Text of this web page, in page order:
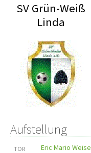
SV Grün-Weiß
Linda
Aufstellung
TOR Eric Mario Weise